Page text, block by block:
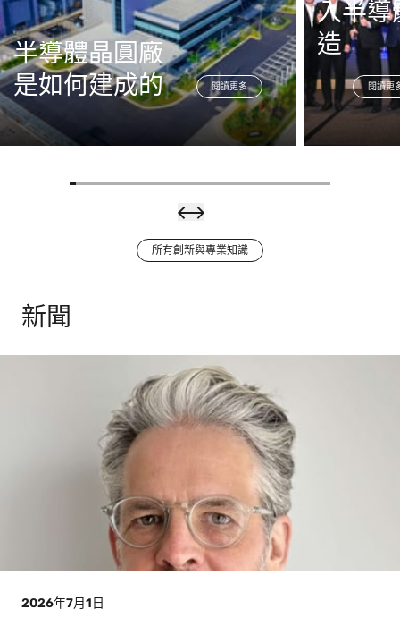
半導體晶圓廠
是如何建成的
閱讀更多
入半導
造
閱讀更
與人
工智
所有創新與專業知識
新聞
2026年7月1日